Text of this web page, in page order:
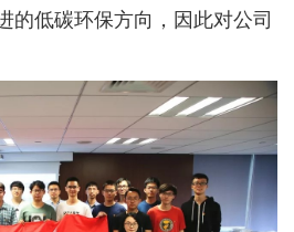
的低碳环保方向，因此对公司